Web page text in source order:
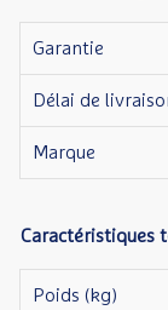
Garantie
Délai de
Marque
Caractéristiques
Poids (kg)